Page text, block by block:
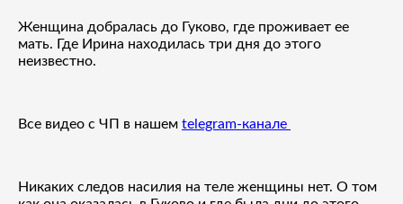
Женщина добралась до Гуково, где проживает ее
мать. Где Ирина находилась три дня до этого
неизвестно.
Все видео с ЧП в нашем telegram-канале
Никаких следов насилия на теле женщины нет. О том